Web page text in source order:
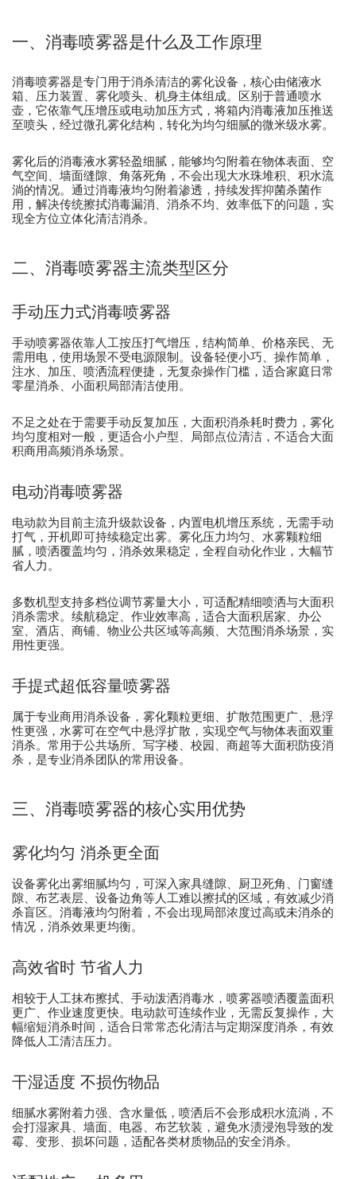
一、消毒喷雾器是什么及工作原理
消毒喷雾器是专门用于消杀清洁的雾化设备，核心由储液水
箱、压力装置、雾化喷头、机身主体组成。区别于普通喷水
壶，它依靠气压增压或电动加压方式，将箱内消毒液加压推送
至喷头，经过微孔雾化结构，转化为均匀细腻的微米级水雾。
雾化后的消毒液水雾轻盈细腻，能够均匀附着在物体表面、空
气空间、墙面缝隙、角落死角，不会出现大水珠堆积、积水流
淌的情况。通过消毒液均匀附着渗透，持续发挥抑菌杀菌作
用，解决传统擦拭消毒漏消、消杀不均、效率低下的问题，实
现全方位立体化清洁消杀。
二、消毒喷雾器主流类型区分
手动压力式消毒喷雾器
手动喷雾器依靠人工按压打气增压，结构简单、价格亲民、无
需用电，使用场景不受电源限制。设备轻便小巧、操作简单，
注水、加压、喷洒流程便捷，无复杂操作门槛，适合家庭日常
零星消杀、小面积局部清洁使用。
不足之处在于需要手动反复加压，大面积消杀耗时费力，雾化
均匀度相对一般，更适合小户型、局部点位清洁，不适合大面
积商用高频消杀场景。
电动消毒喷雾器
电动款为目前主流升级款设备，内置电机增压系统，无需手动
打气，开机即可持续稳定出雾。雾化压力均匀、水雾颗粒细
腻，喷洒覆盖均匀，消杀效果稳定，全程自动化作业，大幅节
省人力。
多数机型支持多档位调节雾量大小，可适配精细喷洒与大面积
消杀需求。续航稳定、作业效率高，适合大面积居家、办公
室、酒店、商铺、物业公共区域等高频、大范围消杀场景，实
用性更强。
手提式超低容量喷雾器
属于专业商用消杀设备，雾化颗粒更细、扩散范围更广、悬浮
性更强，水雾可在空气中悬浮扩散，实现空气与物体表面双重
消杀。常用于公共场所、写字楼、校园、商超等大面积防疫消
杀，是专业消杀团队的常用设备。
三、消毒喷雾器的核心实用优势
雾化均匀 消杀更全面
设备雾化出雾细腻均匀，可深入家具缝隙、厨卫死角、门窗缝
隙、布艺表层、设备边角等人工难以擦拭的区域，有效减少消
杀盲区。消毒液均匀附着，不会出现局部浓度过高或未消杀的
情况，消杀效果更均衡。
高效省时 节省人力
相较于人工抹布擦拭、手动泼洒消毒水，喷雾器喷洒覆盖面积
更广、作业速度更快。电动款可连续作业，无需反复操作，大
幅缩短消杀时间，适合日常常态化清洁与定期深度消杀，有效
降低人工清洁压力。
干湿适度 不损伤物品
细腻水雾附着力强、含水量低，喷洒后不会形成积水流淌，不
会打湿家具、墙面、电器、布艺软装，避免水渍浸泡导致的发
霉、变形、损坏问题，适配各类材质物品的安全消杀。